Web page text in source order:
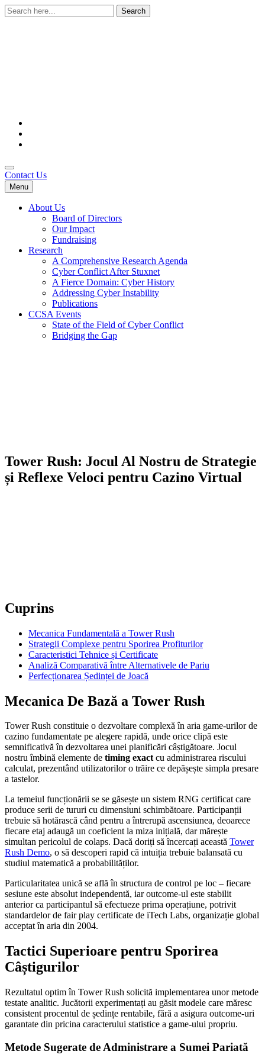
Search
for:
Contact Us
Menu
About Us
Board of Directors
Our Impact
Fundraising
Research
A Comprehensive Research Agenda
Cyber Conflict After Stuxnet
A Fierce Domain: Cyber History
Addressing Cyber Instability
Publications
CCSA Events
State of the Field of Cyber Conflict
Bridging the Gap
Tower Rush: Jocul Al Nostru de Strategie
și Reflexe Veloci pentru Cazino Virtual
Cuprins
Mecanica Fundamentală a Tower Rush
Strategii Complexe pentru Sporirea Profiturilor
Caracteristici Tehnice și Certificate
Analiză Comparativă între Alternativele de Pariu
Perfecționarea Ședinței de Joacă
Mecanica De Bază a Tower Rush
Tower Rush constituie o dezvoltare complexă în aria game-urilor de
cazino fundamentate pe alegere rapidă, unde orice clipă este
semnificativă în dezvoltarea unei planificări câștigătoare. Jocul
nostru îmbină elemente de timing exactcu administrarea riscului
calculat, prezentând utilizatorilor o trăire ce depășește simpla presare
a tastelor.
La temeiul funcționării se se găsește un sistem RNG certificat care
produce serii de tururi cu dimensiuni schimbătoare. Participanții
trebuie să hotărască când pentru a întrerupă ascensiunea, deoarece
fiecare etaj adaugă un coeficient la miza inițială, dar mărește
simultan pericolul de colaps. Dacă doriți să încercați această Tower
Rush Demo, o să descoperi rapid că intuiția trebuie balansată cu
studiul matematică a probabilităților.
Particularitatea unică se află în structura de control pe loc – fiecare
sesiune este absolut independentă, iar outcome-ul este stabilit
anterior ca participantul să efectueze prima operațiune, potrivit
standardelor de fair play certificate de iTech Labs, organizație global
acceptat în aria din 2004.
Tactici Superioare pentru Sporirea
Câștigurilor
Rezultatul optim în Tower Rush solicită implementarea unor metode
testate analitic. Jucătorii experimentați au găsit modele care măresc
consistent procentul de ședințe rentabile, fără a asigura outcome-uri
garantate din pricina caracterului statistice a game-ului propriu.
Metode Sugerate de Administrare a Sumei Pariată